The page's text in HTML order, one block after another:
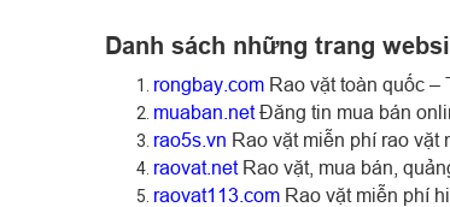
Danh sách những trang
rongbay.com Rao vặt toàn quốc –
muaban.netĐăng tin mua bán
rao5s.vn Rao vặt miễn phí rao vặt
raovat.netRao vặt, mua bán,
raovat113.com Rao vặt miễn phí